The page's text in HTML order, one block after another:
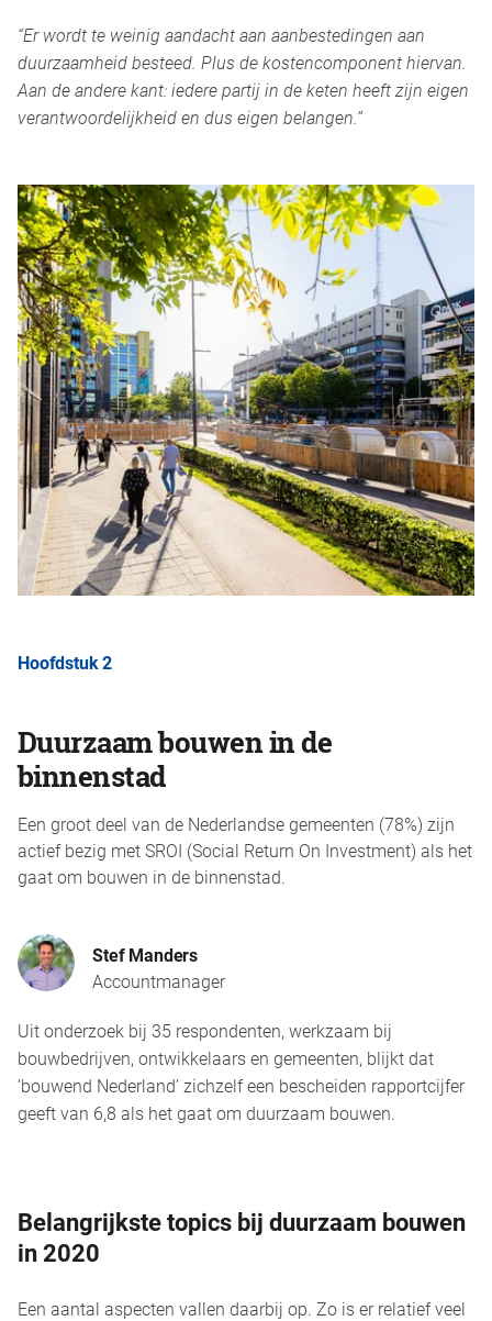
“Er wordt te weinig aandacht aan aanbestedingen aan
duurzaamheid besteed. Plus de kostencomponent hiervan.
Aan de andere kant: iedere partij in de keten heeft zijn eigen
verantwoordelijkheid en dus eigen belangen.”
Hoofdstuk 2
Duurzaam bouwen in de
binnenstad
Een groot deel van de Nederlandse gemeenten (78%) zijn
actief bezig met SROI (Social Return On Investment) als het
gaat om bouwen in de binnenstad.
Stef Manders
Accountmanager
Uit onderzoek bij 35 respondenten, werkzaam bij
bouwbedrijven, ontwikkelaars en gemeenten, blijkt dat
‘bouwend Nederland’ zichzelf een bescheiden rapportcijfer
geeft van 6,8 als het gaat om duurzaam bouwen.
Belangrijkste topics bij duurzaam bouwen
in 2020
Een aantal aspecten vallen daarbij op. Zo is er relatief veel